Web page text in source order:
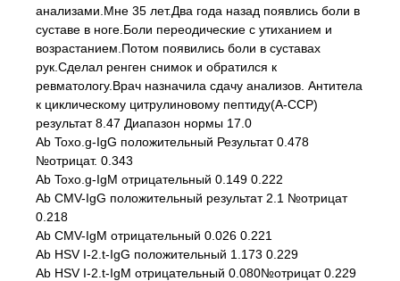
анализами.Мне 35 лет.Два года назад появлись боли в
суставе в ноге.Боли переодические с утиханием и
возрастанием.Потом появились боли в суставах
рук.Сделал ренген снимок и обратился к
ревматологу.Врач назначила сдачу анализов. Антитела
к циклическому цитрулиновому пептиду(А-ССР)
результат 8.47 Диапазон нормы 17.0
Ab Toxo.g-IgG положительный Результат 0.478
№отрицат. 0.343
Ab Toxo.g-IgM отрицательный 0.149 0.222
Ab CMV-IgG положительный результат 2.1 №отрицат
0.218
Ab CMV-IgM отрицательный 0.026 0.221
Ab HSV I-2.t-IgG положительный 1.173 0.229
Ab HSV I-2.t-IgM отрицательный 0.080№отрицат 0.229